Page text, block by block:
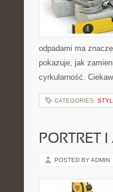
odpadami ma
pokazuje, jak
cyrkularność.
CATEGORIES:
PORTRET
POSTED BY ADMIN